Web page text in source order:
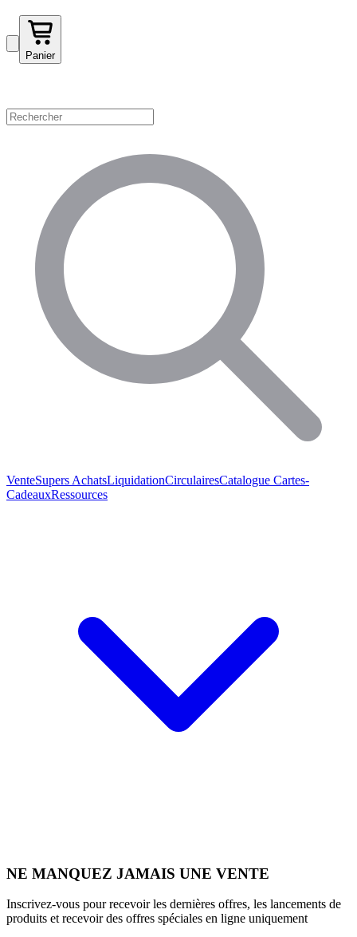
Panier
VenteSupers AchatsLiquidationCirculairesCatalogue Cartes-
CadeauxRessources
NE MANQUEZ JAMAIS UNE VENTE
Inscrivez-vous pour recevoir les dernières offres, les lancements de
produits et recevoir des offres spéciales en ligne uniquement